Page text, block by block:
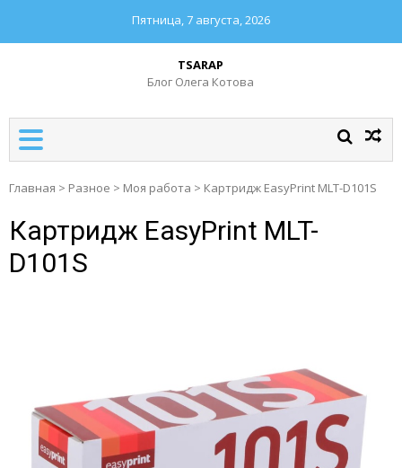
Пятница, 7 августа, 2026
TSARAP
Блог Олега Котова
Главная > Разное > Моя работа > Картридж EasyPrint MLT-D101S
Картридж EasyPrint MLT-
D101S